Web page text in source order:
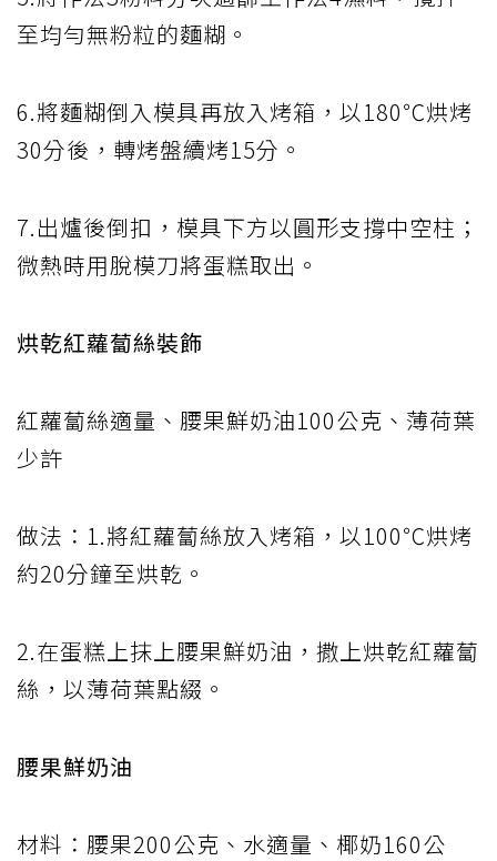
至均勻無粉粒的麵糊。
6.將麵糊倒入模具再放入烤箱，以180℃烘烤
30分後，轉烤盤續烤15分。
7.出爐後倒扣，模具下方以圓形支撐中空柱；
微熱時用脫模刀將蛋糕取出。
烘乾紅蘿蔔絲裝飾
紅蘿蔔絲適量、腰果鮮奶油100公克、薄荷葉
少許
做法：1.將紅蘿蔔絲放入烤箱，以100℃烘烤
約20分鐘至烘乾。
2.在蛋糕上抹上腰果鮮奶油，撒上烘乾紅蘿蔔
絲，以薄荷葉點綴。
腰果鮮奶油
材料：腰果200公克、水適量、椰奶160公